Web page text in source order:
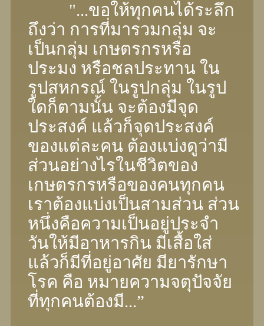
"...ขอให้ทุกคนได้ระลึก
ถึงว่า การที่มารวมกลุ่ม จะ
เป็นกลุ่ม เกษตรกรหรือ
ประมง หรือชลประทาน ใน
รูปสหกรณ์ ในรูปกลุ่ม ในรูป
ใดก็ตามนั้น จะต้องมีจุด
ประสงค์ แล้วก็จุดประสงค์
ของแต่ละคน ต้องแบ่งดูว่ามี
ส่วนอย่างไรในชีวิตของ
เกษตรกรหรือของคนทุกคน
เราต้องแบ่งเป็นสามส่วน ส่วน
หนึ่งคือความเป็นอยู่ประจํา
วันให้มีอาหารกิน มีเสื้อใส่
แล้วก็มีที่อยู่อาศัย มียารักษา
โรค คือ หมายความจตุปัจจัย
ที่ทุกคนต้องมี...”